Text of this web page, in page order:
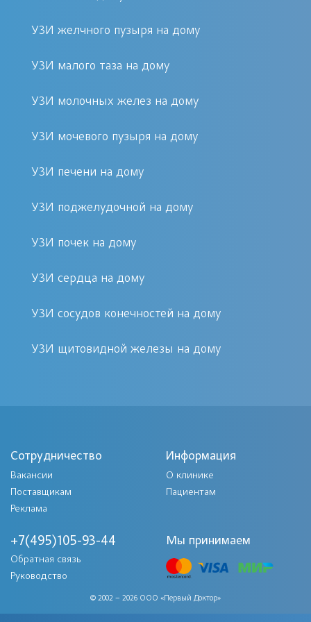
отсутствуют противопоказания и
проводить УЗИ сосудов можно так
диагностические или
Москве вы можете обратиться за
в клинику «Первый Доктор», где вам
подробно объяснят все условия
ваши возможные вопросы.
Основные методики проведения УЗИ сосудов
Ультразвуковая диагностика сосудов
может проводиться одним из 4
В некоторых случаях для того, чтобы
получить полную информацию о
состоянии всей сосудистой системы
организма человека, может
потребоваться несколько из них или
даже все четыре:
УЗИ желчного пузыря на дому
УЗИ малого таза на дому
УЗИ молочных желез на дому
УЗИ мочевого пузыря на дому
УЗИ печени на дому
УЗИ поджелудочной на дому
УЗИ почек на дому
УЗИ сердца на дому
УЗИ сосудов конечностей на дому
УЗИ щитовидной железы на дому
Сотрудничество
Вакансии
Поставщикам
Реклама
Информация
О клинике
Пациентам
+7(495)105-93-44
Обратная связь
Руководство
© 2002 – 2026 ООО «Первый Доктор»
Мы принимаем